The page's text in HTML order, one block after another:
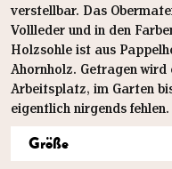
verstellbar. Das
Vollleder und in den
Holzsohle ist aus
Ahornholz. Getragen
Arbeitsplatz, im Garten
eigentlich nirgends fehlen.